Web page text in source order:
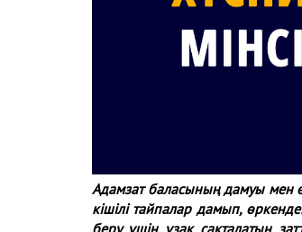
Адамзат баласының дамуы мен
кішілі тайпалар дамып,